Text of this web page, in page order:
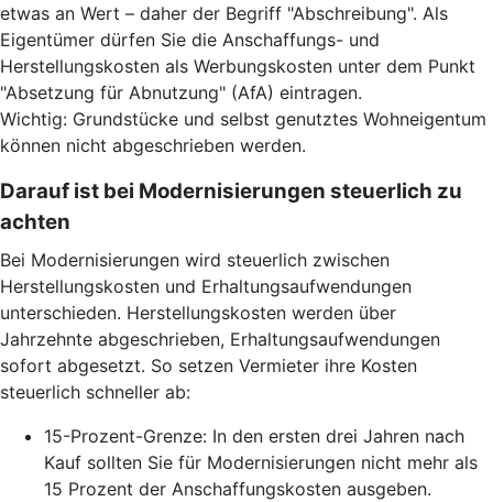
etwas an Wert – daher der Begriff "Abschreibung". Als
Eigentümer dürfen Sie die Anschaffungs- und
Herstellungskosten als Werbungskosten unter dem Punkt
"Absetzung für Abnutzung" (AfA) eintragen.
Wichtig: Grundstücke und selbst genutztes Wohneigentum
können nicht abgeschrieben werden.
Darauf ist bei Modernisierungen steuerlich zu
achten
Bei Modernisierungen wird steuerlich zwischen
Herstellungskosten und Erhaltungsaufwendungen
unterschieden. Herstellungskosten werden über
Jahrzehnte abgeschrieben, Erhaltungsaufwendungen
sofort abgesetzt. So setzen Vermieter ihre Kosten
steuerlich schneller ab:
15-Prozent-Grenze: In den ersten drei Jahren nach
Kauf sollten Sie für Modernisierungen nicht mehr als
15 Prozent der Anschaffungskosten ausgeben.